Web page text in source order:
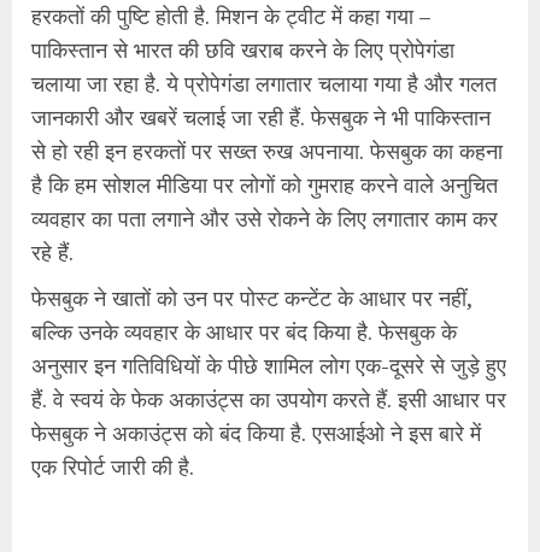
हरकतों की पुष्टि होती है. मिशन के ट्वीट में कहा गया –
पाकिस्तान से भारत की छवि खराब करने के लिए प्रोपेगंडा
चलाया जा रहा है. ये प्रोपेगंडा लगातार चलाया गया है और गलत
जानकारी और खबरें चलाई जा रही हैं. फेसबुक ने भी पाकिस्तान
से हो रही इन हरकतों पर सख्त रुख अपनाया. फेसबुक का कहना
है कि हम सोशल मीडिया पर लोगों को गुमराह करने वाले अनुचित
व्यवहार का पता लगाने और उसे रोकने के लिए लगातार काम कर
रहे हैं.
फेसबुक ने खातों को उन पर पोस्ट कन्टेंट के आधार पर नहीं,
बल्कि उनके व्यवहार के आधार पर बंद किया है. फेसबुक के
अनुसार इन गतिविधियों के पीछे शामिल लोग एक-दूसरे से जुड़े हुए
हैं. वे स्वयं के फेक अकाउंट्स का उपयोग करते हैं. इसी आधार पर
फेसबुक ने अकाउंट्स को बंद किया है. एसआईओ ने इस बारे में
एक रिपोर्ट जारी की है.